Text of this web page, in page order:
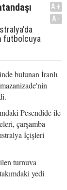
futbolcuya
A+
A-
bulunan İranlı
Pesendide ile
çarşamba
İçişleri
turnuva
takımdaki yedi